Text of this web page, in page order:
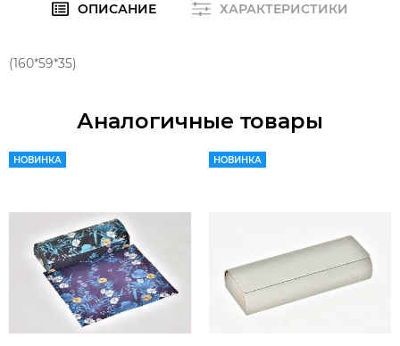
ОПИСАНИЕ ХАРАКТЕРИСТИКИ
(160*59*35)
Аналогичные товары
НОВИНКА НОВИНКА